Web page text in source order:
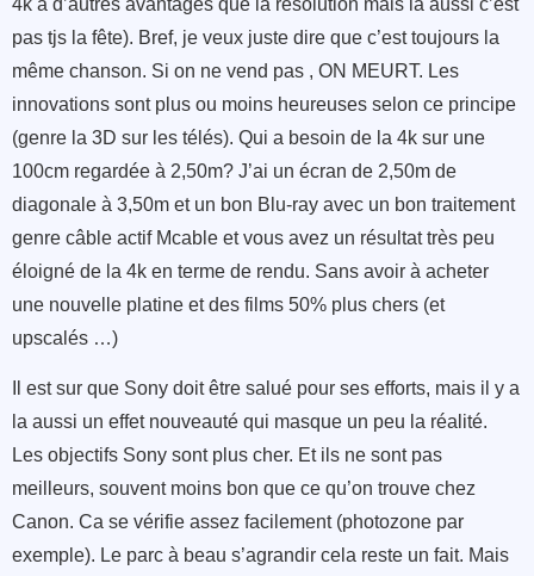
pas tjs la fête). Bref, je veux juste dire que c’est toujours la
même chanson. Si on ne vend pas , ON MEURT. Les
innovations sont plus ou moins heureuses selon ce principe
(genre la 3D sur les télés). Qui a besoin de la 4k sur une
100cm regardée à 2,50m? J’ai un écran de 2,50m de
diagonale à 3,50m et un bon Blu-ray avec un bon traitement
genre câble actif Mcable et vous avez un résultat très peu
éloigné de la 4k en terme de rendu. Sans avoir à acheter
une nouvelle platine et des films 50% plus chers (et
upscalés …)
Il est sur que Sony doit être salué pour ses efforts, mais il y a
la aussi un effet nouveauté qui masque un peu la réalité.
Les objectifs Sony sont plus cher. Et ils ne sont pas
meilleurs, souvent moins bon que ce qu’on trouve chez
Canon. Ca se vérifie assez facilement (photozone par
exemple). Le parc à beau s’agrandir cela reste un fait. Mais